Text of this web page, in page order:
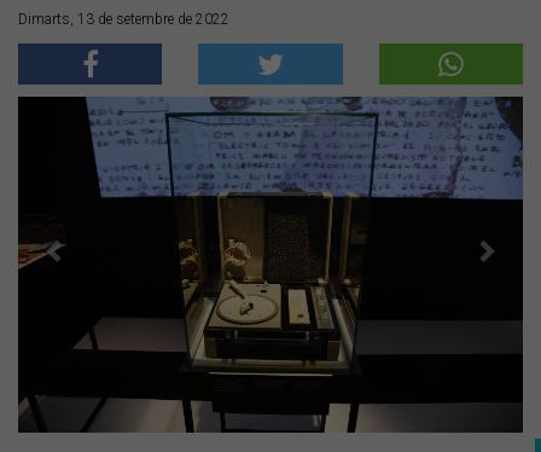
Dimarts, 13 de setembre de 2022
Anterior